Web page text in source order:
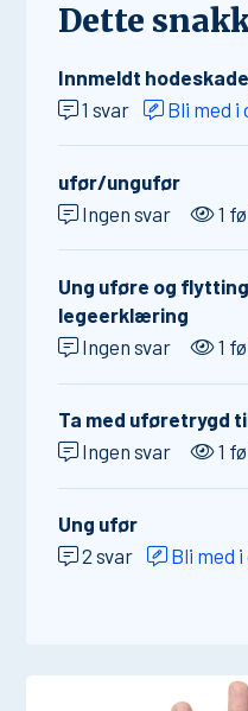
Dette
Innmeldt
1 svar
Bli med i
ufør/ungufør
Ingen svar
1
Ung uføre og
legeerklæring
Ingen svar
1
Ta med uføretrygd
Ingen svar
1
Ung ufør
2 svar
Bli med i